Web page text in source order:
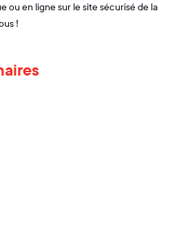
ou en ligne sur le site sécurisé de la
!